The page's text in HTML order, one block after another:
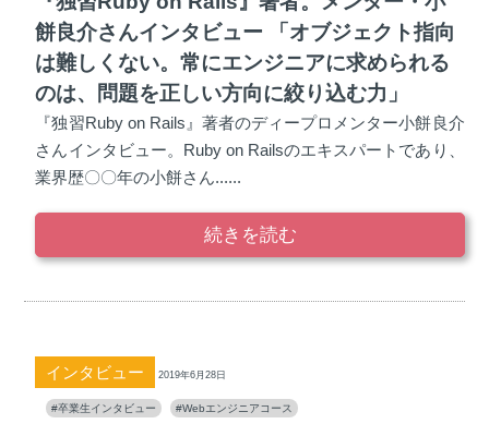
餅良介さんインタビュー 「オブジェクト指向
は難しくない。常にエンジニアに求められる
のは、問題を正しい方向に絞り込む力」
『独習Ruby on Rails』著者のディープロメンター小餅良介
さんインタビュー。Ruby on Railsのエキスパートであり、
業界歴〇〇年の小餅さん......
続きを読む
インタビュー 2019年6月28日
#卒業生インタビュー #Webエンジニアコース